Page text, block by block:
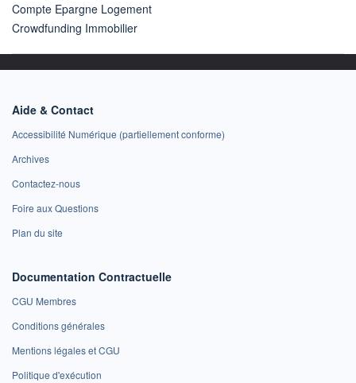
Compte Epargne Logement
Crowdfunding Immobilier
Aide & Contact
Accessibilité Numérique (partiellement conforme)
Archives
Contactez-nous
Foire aux Questions
Plan du site
Documentation Contractuelle
CGU Membres
Conditions générales
Mentions légales et CGU
Politique d'exécution